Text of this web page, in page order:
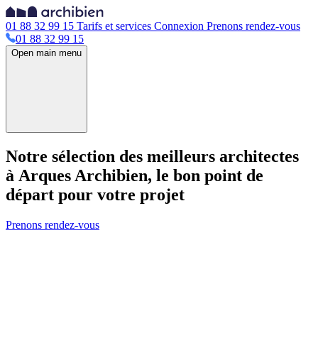
01 88 32 99 15 Tarifs et services Connexion Prenons rendez-vous
01 88 32 99 15
Open main menu
Notre sélection des meilleurs architectes
à Arques Archibien, le bon point de
départ pour votre projet
Prenons rendez-vous